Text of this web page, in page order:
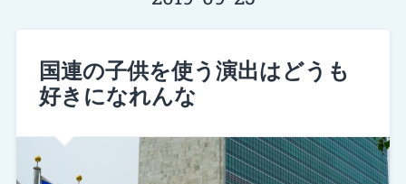
国連の子供を使う演出はどうも
好きになれんな